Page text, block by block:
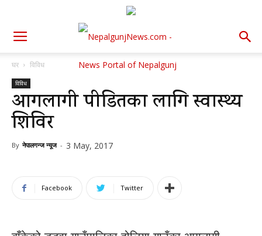
घर विविध
विविध
आगलागी पीडितका लागि स्वास्थ्य
शिविर
By नेपालगन्ज न्यूज - 3 May, 2017
Facebook Twitter